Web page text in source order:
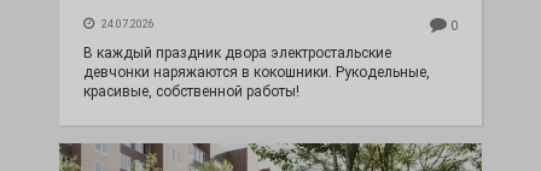
24.07.2026 0
В каждый праздник двора электростальские
девчонки наряжаются в кокошники. Рукодельные,
красивые, собственной работы!